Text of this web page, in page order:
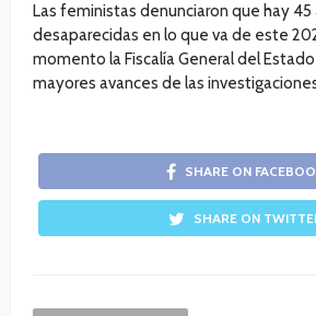
Las feministas denunciaron que hay
desaparecidas en lo que va de este
momento la Fiscalía General del
mayores avances de las
SHARE ON
SHARE ON